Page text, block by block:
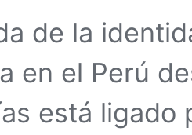
de la
en el Perú
está ligado